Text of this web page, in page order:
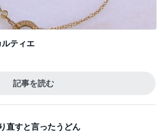
ティエ
記事を読む
直すと言ったうどん